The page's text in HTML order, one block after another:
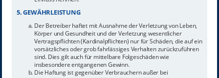
5. GEWÄHRLEISTUNG
Der Betreiber haftet mit Ausnahme der Verletzung von Leben,
Körper und Gesundheit und der Verletzung wesentlicher
Vertragspflichten (Kardinalpflichten) nur für Schäden, die auf ein
vorsätzliches oder grob fahrlässiges Verhalten zurückzuführen
sind. Dies gilt auch für mittelbare Folgeschäden wie
insbesondere entgangenen Gewinn.
Die Haftung ist gegenüber Verbrauchern außer bei